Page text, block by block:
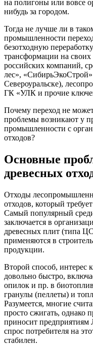
на полигоны или вовсе
нибудь за городом.
Тогда не лучше ли в
промышленности
безотходную
трансформации на
российских компаний,
лес»,
Североуральске),
ГК «УЛК и прочие
Почему переход не
проблемы возникают у
промышленности с
отходов?
Основные
древесных
Отходы
отходов, который
Самый популярный
заключается в
древесных плит (типа
применяются в
продукции.
Второй способ, интерес
довольно быстро,
опилок и пр. в
гранулы (пеллеты) и
Разумеется, многие
просто сжигать, однако
приносит предприятиям
спрос потребителя на
стабилен.